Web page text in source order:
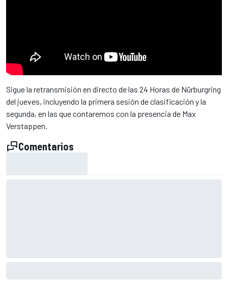
Sigue la retransmisión en directo de las 24 Horas de Nürburgring
del jueves, incluyendo la primera sesión de clasificación y la
segunda, en las que contaremos con la presencia de Max
Verstappen.
Comentarios